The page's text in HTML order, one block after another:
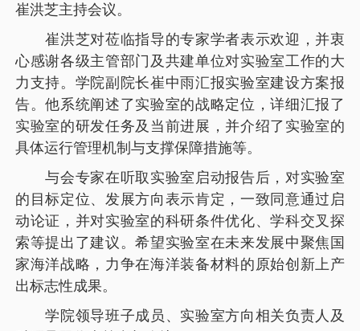
崔洪芝主持会议。
崔洪芝对莅临指导的专家学者表示欢迎，并衷
心感谢各级主管部门及共建单位对实验室工作的大
力支持。学院副院长崔中雨汇报实验室建设方案报
告。他系统阐述了实验室的战略定位，详细汇报了
实验室的研发任务及当前进展，并介绍了实验室的
具体运行管理机制与支撑保障措施等。
与会专家在听取实验室启动报告后，对实验室
的目标定位、发展方向表示肯定，一致同意通过启
动论证，并对实验室的科研条件优化、学科交叉探
索等提出了建议。希望实验室在未来发展中聚焦国
家海洋战略，力争在海洋装备材料的原始创新上产
出标志性成果。
学院领导班子成员、实验室方向相关负责人及